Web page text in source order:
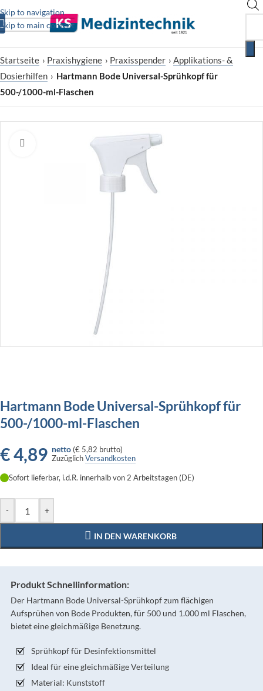
Skip to navigation
Skip to main content
Startseite › Praxishygiene › Praxisspender › Applikations- &
Dosierhilfen › Hartmann Bode Universal-Sprühkopf für
500-/1000-ml-Flaschen
Zum Vergrößern klicken
Hartmann Bode Universal-Sprühkopf für
500-/1000-ml-Flaschen
€4,89 netto (€ 5,82 brutto)
ZuzüglichVersandkosten
Sofort lieferbar, i.d.R. innerhalb von 2 Arbeitstagen (DE)
- +
IN DEN WARENKORB
Produkt Schnellinformation:
Der Hartmann Bode Universal-Sprühkopf zum flächigen
Aufsprühen von Bode Produkten, für 500 und 1.000 ml Flaschen,
bietet eine gleichmäßige Benetzung.
Sprühkopf für Desinfektionsmittel
Ideal für eine gleichmäßige Verteilung
Material: Kunststoff